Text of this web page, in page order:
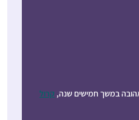
במשך חמישים שנה, קרול